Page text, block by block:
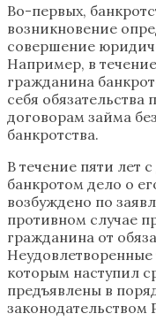
Во-первых,
возникновение
совершение
Например, в
гражданина
себя
договорам займа
банкротства.
В течение пяти лет
банкротом дело о
возбуждено по
противном случае
гражданина от
которым наступил
предъявлены в